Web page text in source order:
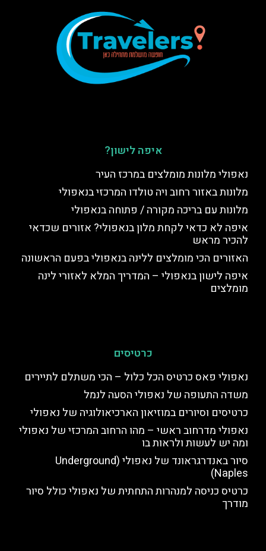
איפה לישון?
נאפולי מלונות מומלצים במרכז העיר
מלונות באזור רחוב ויה טולדו המרכזי בנאפולי
מלונות עם בריכה מקורה / פתוחה בנאפולי
איפה לא כדאי לקחת מלון בנאפולי? אזורים שכדאי
להכיר מראש
האזורים הכי מומלצים ללינה בנאפולי בפעם הראשונה
איפה לישון בנאפולי – המדריך המלא לאזורי לינה
מומלצים
כרטיסים
נאפולי פאס כרטיס הכל כלול – הכי משתלם לתיירים
משדה התעופה של נאפולי הסעה לנמל
כרטיסים וסיורים במוזיאון הארכיאולוגיה של נאפולי
נאפולי מדרחוב ראשי – מהו הרחוב המרכזי של נאפולי
ומה יש לעשות ולראות בו
סיור באנדרגראונד של נאפולי (Underground
Naples)
כרטיס כניסה למנהרות התחתית של נאפולי כולל סיור
מודרך